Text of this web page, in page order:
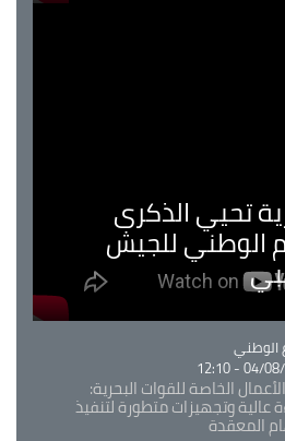
تحيي الذكرى
الوطني للجيش
04/08/
الخاصة للقوات البحرية:
عالية وتجهيزات متطورة لتنفيذ
المعقدة